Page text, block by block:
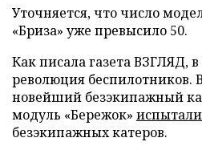
Уточняется, что число
«Бриза» уже превысило 50.
Как писала газета ВЗГЛЯД,
революция беспилотников.
новейший безэкипажный
модуль «Бережок» испытали
безэкипажных катеров.